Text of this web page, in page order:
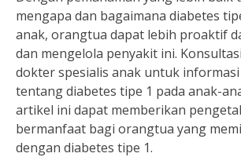
mengapa dan bagaimana diabetes
anak, orangtua dapat lebih proaktif
dan mengelola penyakit ini.
dokter spesialis anak untuk
tentang diabetes tipe 1 pada anak-
artikel ini dapat memberikan
bermanfaat bagi orangtua yang
dengan diabetes tipe 1.